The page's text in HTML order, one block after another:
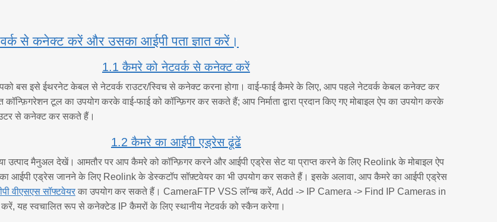
से कनेक्ट करें और उसका आईपी पता ज्ञात करें।
1.1 कैमरे को नेटवर्क से कनेक्ट करें
बस इसे ईथरनेट केबल से नेटवर्क राउटर/स्विच से कनेक्ट करना होगा। वाई-फाई कैमरे के लिए, आप पहले नेटवर्क केबल कनेक्ट कर
टूल का उपयोग करके वाई-फाई को कॉन्फ़िगर कर सकते हैं; आप निर्माता द्वारा प्रदान किए गए मोबाइल ऐप का उपयोग करके
से कनेक्ट कर सकते हैं।
1.2 कैमरे का आईपी एड्रेस ढूंढें
उत्पाद मैनुअल देखें। आमतौर पर आप कैमरे को कॉन्फ़िगर करने और आईपी एड्रेस सेट या प्राप्त करने के लिए Reolink के मोबाइल ऐप
आईपी एड्रेस जानने के लिए Reolink के डेस्कटॉप सॉफ़्टवेयर का भी उपयोग कर सकते हैं। इसके अलावा, आप कैमरे का आईपी एड्रेस
वीएसएस सॉफ्टवेयर का उपयोग कर सकते हैं। CameraFTP VSS लॉन्च करें, Add -> IP Camera -> Find IP Cameras in
यह स्वचालित रूप से कनेक्टेड IP कैमरों के लिए स्थानीय नेटवर्क को स्कैन करेगा।